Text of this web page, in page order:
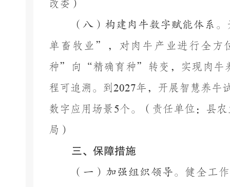
改委）
（八）构建肉牛数字赋能体系。
单畜牧业”，对肉牛产业进行全方
种”向“精确育种”转变，实现肉牛
程可追溯。到2027年，开展智慧养牛
数字应用场景5个。 （责任单位： 县
局）
三、 保障措施
（一）加强组织领导。 健全工